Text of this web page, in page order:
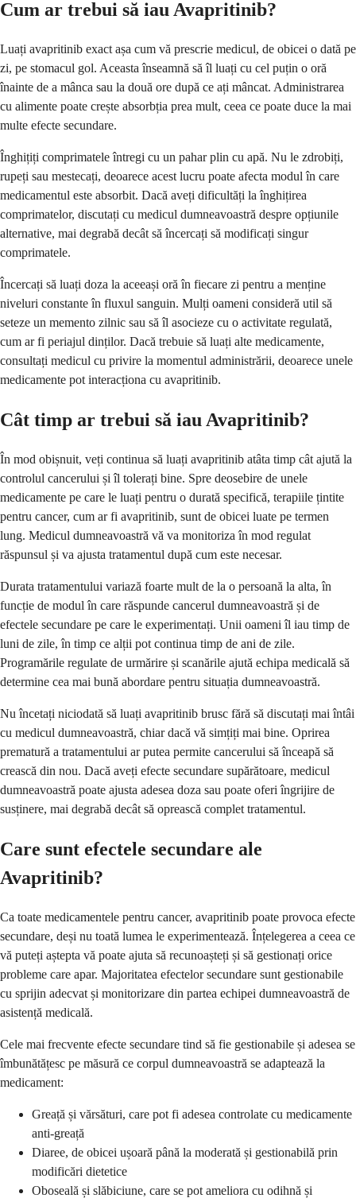
Cum ar trebui să iau Avapritinib?
Luați avapritinib exact așa cum vă prescrie medicul, de obicei o dată pe
zi, pe stomacul gol. Aceasta înseamnă să îl luați cu cel puțin o oră
înainte de a mânca sau la două ore după ce ați mâncat. Administrarea
cu alimente poate crește absorbția prea mult, ceea ce poate duce la mai
multe efecte secundare.
Înghițiți comprimatele întregi cu un pahar plin cu apă. Nu le zdrobiți,
rupeți sau mestecați, deoarece acest lucru poate afecta modul în care
medicamentul este absorbit. Dacă aveți dificultăți la înghițirea
comprimatelor, discutați cu medicul dumneavoastră despre opțiunile
alternative, mai degrabă decât să încercați să modificați singur
comprimatele.
Încercați să luați doza la aceeași oră în fiecare zi pentru a menține
niveluri constante în fluxul sanguin. Mulți oameni consideră util să
seteze un memento zilnic sau să îl asocieze cu o activitate regulată,
cum ar fi periajul dinților. Dacă trebuie să luați alte medicamente,
consultați medicul cu privire la momentul administrării, deoarece unele
medicamente pot interacționa cu avapritinib.
Cât timp ar trebui să iau Avapritinib?
În mod obișnuit, veți continua să luați avapritinib atâta timp cât ajută la
controlul cancerului și îl tolerați bine. Spre deosebire de unele
medicamente pe care le luați pentru o durată specifică, terapiile țintite
pentru cancer, cum ar fi avapritinib, sunt de obicei luate pe termen
lung. Medicul dumneavoastră vă va monitoriza în mod regulat
răspunsul și va ajusta tratamentul după cum este necesar.
Durata tratamentului variază foarte mult de la o persoană la alta, în
funcție de modul în care răspunde cancerul dumneavoastră și de
efectele secundare pe care le experimentați. Unii oameni îl iau timp de
luni de zile, în timp ce alții pot continua timp de ani de zile.
Programările regulate de urmărire și scanările ajută echipa medicală să
determine cea mai bună abordare pentru situația dumneavoastră.
Nu încetați niciodată să luați avapritinib brusc fără să discutați mai întâi
cu medicul dumneavoastră, chiar dacă vă simțiți mai bine. Oprirea
prematură a tratamentului ar putea permite cancerului să înceapă să
crească din nou. Dacă aveți efecte secundare supărătoare, medicul
dumneavoastră poate ajusta adesea doza sau poate oferi îngrijire de
susținere, mai degrabă decât să oprească complet tratamentul.
Care sunt efectele secundare ale
Avapritinib?
Ca toate medicamentele pentru cancer, avapritinib poate provoca efecte
secundare, deși nu toată lumea le experimentează. Înțelegerea a ceea ce
vă puteți aștepta vă poate ajuta să recunoașteți și să gestionați orice
probleme care apar. Majoritatea efectelor secundare sunt gestionabile
cu sprijin adecvat și monitorizare din partea echipei dumneavoastră de
asistență medicală.
Cele mai frecvente efecte secundare tind să fie gestionabile și adesea se
îmbunătățesc pe măsură ce corpul dumneavoastră se adaptează la
medicament:
Greață și vărsături, care pot fi adesea controlate cu medicamente
anti-greață
Diaree, de obicei ușoară până la moderată și gestionabilă prin
modificări dietetice
Oboseală și slăbiciune, care se pot ameliora cu odihnă și